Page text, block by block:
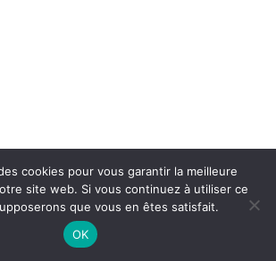
cookies pour vous garantir la meilleure
site web. Si vous continuez à utiliser ce
que vous en êtes satisfait.
OK